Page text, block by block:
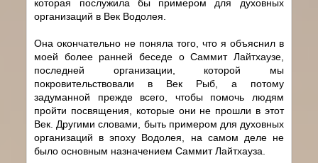
которая послужила бы примером для духовных
организаций в Век Водолея.
Она окончательно не поняла того, что я объяснил в
моей более ранней беседе о Саммит Лайтхаузе,
последней организации, которой мы
покровительствовали в Век Рыб, а потому
задуманной прежде всего, чтобы помочь людям
пройти посвящения, которые они не прошли в этот
Век. Другими словами, быть примером для духовных
организаций в эпоху Водолея, на самом деле не
было основным назначением Саммит Лайтхауза.